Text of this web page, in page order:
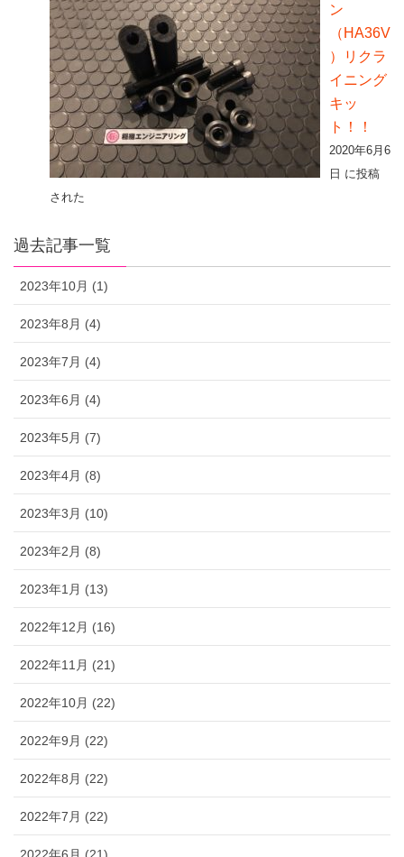
ン
（HA36V
）リクラ
イニング
キッ
ト！！
2020年6月6
日 に投稿
された
過去記事一覧
2023年10月 (1)
2023年8月 (4)
2023年7月 (4)
2023年6月 (4)
2023年5月 (7)
2023年4月 (8)
2023年3月 (10)
2023年2月 (8)
2023年1月 (13)
2022年12月 (16)
2022年11月 (21)
2022年10月 (22)
2022年9月 (22)
2022年8月 (22)
2022年7月 (22)
2022年6月 (21)